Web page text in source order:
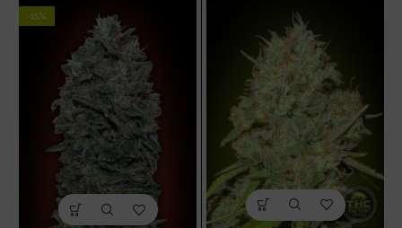
-15%